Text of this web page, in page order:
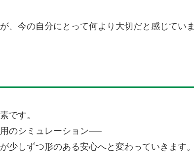
、今の自分にとって何より大切だと感じていま
です。
のシミュレーション──
少しずつ形のある安心へと変わっていきます。